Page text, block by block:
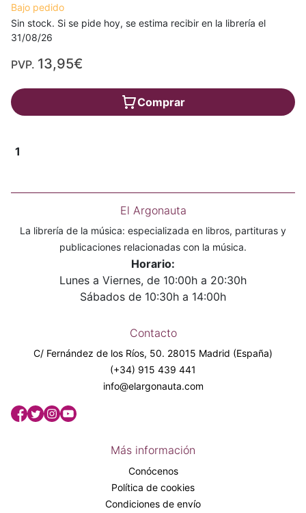
Bajo pedido
Sin stock. Si se pide hoy, se estima recibir en la librería el
31/08/26
PVP. 13,95€
Comprar
1
El Argonauta
La librería de la música: especializada en libros, partituras y
publicaciones relacionadas con la música.
Horario:
Lunes a Viernes, de 10:00h a 20:30h
Sábados de 10:30h a 14:00h
Contacto
C/ Fernández de los Ríos, 50. 28015 Madrid (España)
(+34) 915 439 441
info@elargonauta.com
Más información
Conócenos
Política de cookies
Condiciones de envío